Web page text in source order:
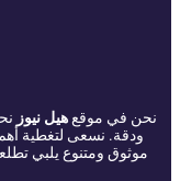
نحن في موقعهيل نيوز
ودقة. نسعى لتغطية أهم
موثوق ومتنوع يلبي